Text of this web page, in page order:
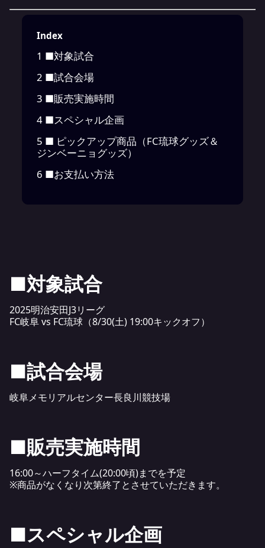
Index
1 ■対象試合
2 ■試合会場
3 ■販売実施時間
4 ■スペシャル企画
5 ■ ピックアップ商品（FC琉球グッズ＆
ジンベーニョグッズ）
6 ■お支払い方法
■対象試合
2025明治安田J3リーグ
FC岐阜 vs FC琉球（8/30(土) 19:00キックオフ）
■試合会場
岐阜メモリアルセンター長良川競技場
■販売実施時間
16:00～ハーフタイム(20:00頃)までを予定
※商品がなくなり次第終了とさせていただきます。
■スペシャル企画